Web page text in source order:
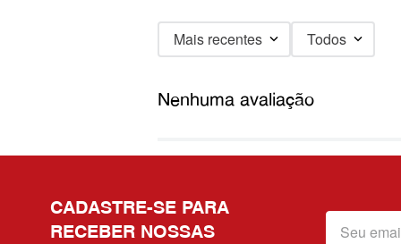
Mais recentes Todos
Nenhuma avaliação
CADASTRE-SE PARA
RECEBER NOSSAS